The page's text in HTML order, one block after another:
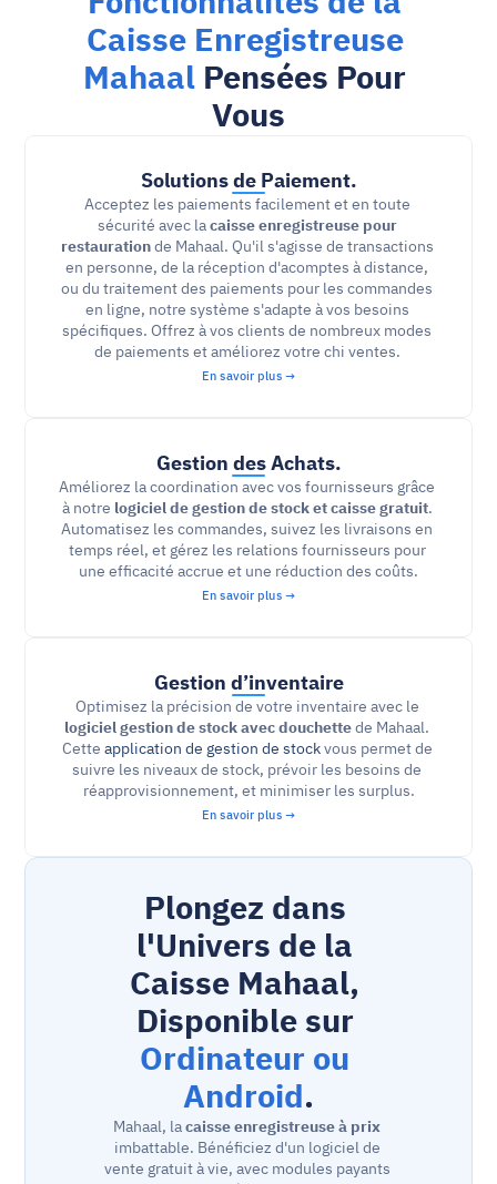
Caisse Enregistreuse
Mahaal Pensées Pour
Vous
Solutions de Paiement.
Acceptez les paiements facilement et en toute
sécurité avec la caisse enregistreuse pour
restauration de Mahaal. Qu'il s'agisse de transactions
en personne, de la réception d'acomptes à distance,
ou du traitement des paiements pour les commandes
en ligne, notre système s'adapte à vos besoins
spécifiques. Offrez à vos clients de nombreux modes
de paiements et améliorez votre chi ventes.
En savoir plus →
Gestion des Achats.
Améliorez la coordination avec vos fournisseurs grâce
à notre logiciel de gestion de stock et caisse gratuit.
Automatisez les commandes, suivez les livraisons en
temps réel, et gérez les relations fournisseurs pour
une efficacité accrue et une réduction des coûts.
En savoir plus →
Gestion d’inventaire
logiciel gestion de stock avec douchette de Mahaal.
Cette application de gestion de stock vous permet de
suivre les niveaux de stock, prévoir les besoins de
réapprovisionnement, et minimiser les surplus.
En savoir plus →
Plongez dans
l'Univers de la
Caisse Mahaal,
Ordinateur ou
Android.
Mahaal, la caisse enregistreuse à prix
imbattable. Bénéficiez d'un logiciel de
vente gratuit à vie, avec modules payants